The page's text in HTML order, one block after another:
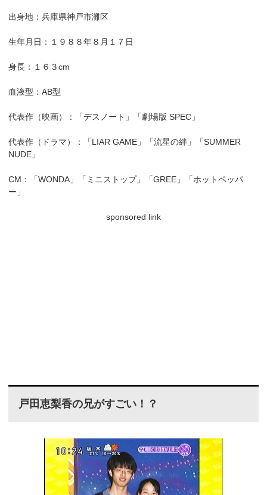
出身地：兵庫県神戸市灘区
生年月日：１９８８年８月１７日
身長：１６３cm
血液型：AB型
代表作（映画）：「デスノート」「劇場版 SPEC」
代表作（ドラマ）：「LIAR GAME」「流星の絆」「SUMMER
NUDE」
CM：「WONDA」「ミニストップ」「GREE」「ホットペッパ
ー」
sponsored link
戸田恵梨香の兄がすごい！？